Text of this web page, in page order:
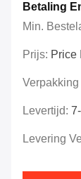
Betaling
Min.
Prijs: Price
Levertijd:
Levering